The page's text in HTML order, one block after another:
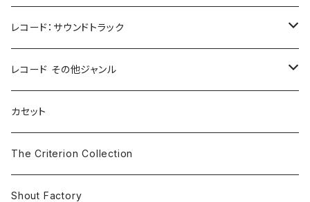
レコード：サウンドトラック
ホラー/スリラー
SF
ドラマ/ロマンス
アクション/クライム
レコード その他ジャンル
Rock & Pop
The Smiths
Iron and Wine
Classical
Electronic & Ambient
カセット
The Criterion Collection
Shout Factory